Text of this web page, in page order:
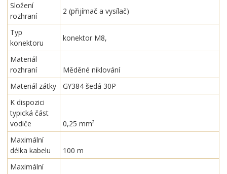
Složení
rozhraní
2 (přijímač a vysílač)
Typ
konektoru
konektor M8,
Materiál
rozhraní
Měděné niklování
Materiál zátky
GY384 šedá 30P
K dispozici
typická část
vodiče
0,25 mm²
Maximální
délka kabelu
100 m
Maximální